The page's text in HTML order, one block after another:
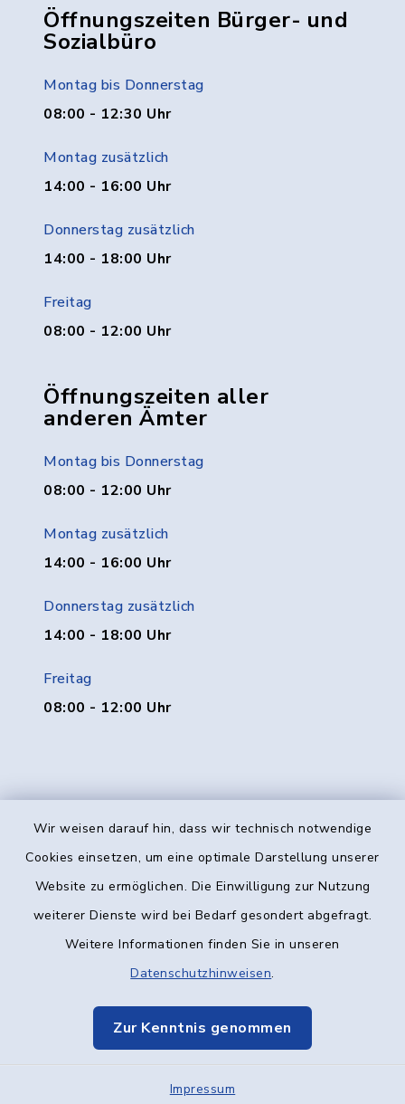
Wir weisen darauf hin, dass wir technisch notwendige
Cookies einsetzen, um eine optimale Darstellung unserer
Website zu ermöglichen. Die Einwilligung zur Nutzung
weiterer Dienste wird bei Bedarf gesondert abgefragt.
Weitere Informationen finden Sie in unseren
Datenschutzhinweisen.
Zur Kenntnis genommen
Impressum
Öffnungszeiten Bürger- und
Sozialbüro
Montag bis Donnerstag
08:00 - 12:30 Uhr
Montag zusätzlich
14:00 - 16:00 Uhr
Donnerstag zusätzlich
14:00 - 18:00 Uhr
Freitag
08:00 - 12:00 Uhr
Öffnungszeiten aller
anderen Ämter
Montag bis Donnerstag
08:00 - 12:00 Uhr
Montag zusätzlich
14:00 - 16:00 Uhr
Donnerstag zusätzlich
14:00 - 18:00 Uhr
Freitag
08:00 - 12:00 Uhr
Kontakt
Datenschutz
Elektronische Kommunikation
Sitemap